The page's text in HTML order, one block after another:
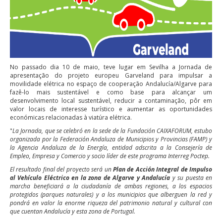
No passado dia 10 de maio, teve lugar em Sevilha a Jornada de
apresentação do projeto europeu Garveland para impulsar a
movilidade elétrica no espaço de cooperação Andalucía/Algarve para
fazê-lo mais sustentável e como base para alcançar um
desenvolvimento local sustentável, reducir a contaminação, pôr em
valor locais de interesse turístico e aumentar as oportunidades
económicas relacionadas à viatúra elétrica.
"La Jornada, que se celebró en la sede de la Fundación CAIXAFORUM, estubo
organizada por la Federación Andaluza de Municipios y Provincias (FAMP) y
la Agencia Andaluza de la Energía, entidad adscrita a la Consejería de
Empleo, Empresa y Comercio y socio líder de este programa Interreg Poctep.
El resultado final del proyecto será unPlan de Acción Integral de Impulso
al Vehículo Eléctrico en la zona de Algarve y Andalucía y su puesta en
marcha beneficiará a la ciudadanía de ambas regiones, a los espacios
protegidos (parques naturales) y a los municipios que alberguen la red y
pondrá en valor la enorme riqueza del patrimonio natural y cultural con
que cuentan Andalucía y esta zona de Portugal.